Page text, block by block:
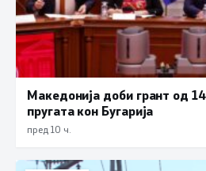
Македонија доби грант од
пругата кон Бугарија
пред 10 ч.